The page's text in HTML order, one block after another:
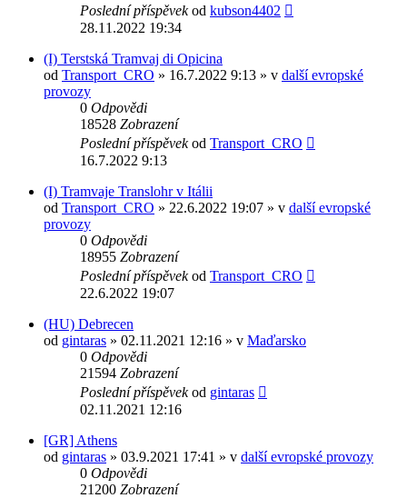
Poslední příspěvekod kubson4402
28.11.2022 19:34
(I) Terstská Tramvaj di Opicina
od Transport_CRO » 16.7.2022 9:13 » v další evropské
provozy
0 Odpovědi
18528 Zobrazení
Poslední příspěvekod Transport_CRO
16.7.2022 9:13
(I) Tramvaje Translohr v Itálii
od Transport_CRO » 22.6.2022 19:07 » v další evropské
provozy
0 Odpovědi
18955 Zobrazení
Poslední příspěvekod Transport_CRO
22.6.2022 19:07
(HU) Debrecen
od gintaras » 02.11.2021 12:16 » v Maďarsko
0 Odpovědi
21594 Zobrazení
Poslední příspěvekod gintaras
02.11.2021 12:16
[GR] Athens
od gintaras » 03.9.2021 17:41 » v další evropské provozy
0 Odpovědi
21200 Zobrazení